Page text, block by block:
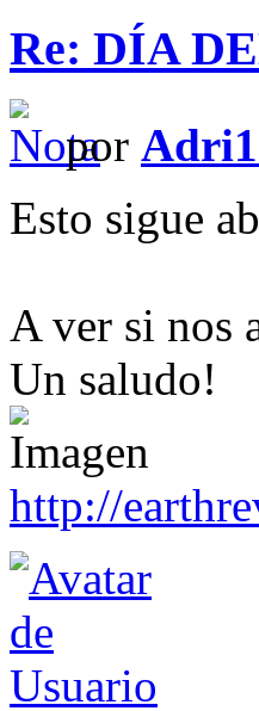
Re: DÍA
por
Esto sigue
A ver si nos
Un saludo!
http://